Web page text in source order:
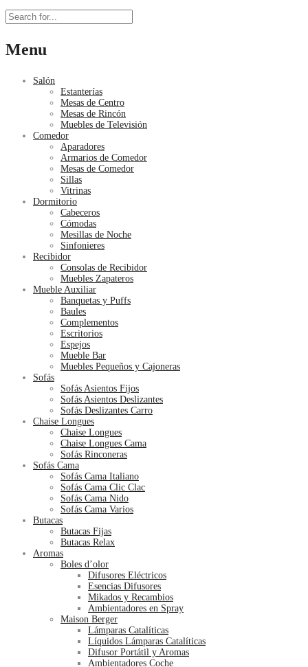
Menu
Salón
Estanterías
Mesas de Centro
Mesas de Rincón
Muebles de Televisión
Comedor
Aparadores
Armarios de Comedor
Mesas de Comedor
Sillas
Vitrinas
Dormitorio
Cabeceros
Cómodas
Mesillas de Noche
Sinfonieres
Recibidor
Consolas de Recibidor
Muebles Zapateros
Mueble Auxiliar
Banquetas y Puffs
Baules
Complementos
Escritorios
Espejos
Mueble Bar
Muebles Pequeños y Cajoneras
Sofás
Sofás Asientos Fijos
Sofás Asientos Deslizantes
Sofás Deslizantes Carro
Chaise Longues
Chaise Longues
Chaise Longues Cama
Sofás Rinconeras
Sofás Cama
Sofás Cama Italiano
Sofás Cama Clic Clac
Sofás Cama Nido
Sofás Cama Varios
Butacas
Butacas Fijas
Butacas Relax
Aromas
Boles d’olor
Difusores Eléctricos
Esencias Difusores
Mikados y Recambios
Ambientadores en Spray
Maison Berger
Lámparas Catalíticas
Líquidos Lámparas Catalíticas
Difusor Portátil y Aromas
Ambientadores Coche